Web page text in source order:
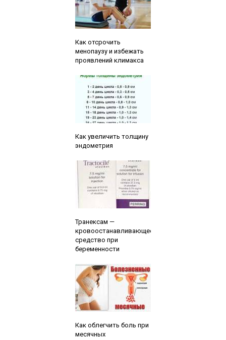
Как отсрочить
менопаузу и избежать
проявлений климакса
Как увеличить толщину
эндометрия
Транексам —
кровоостанавливающее
средство при
беременности
Как облегчить боль при
месячных